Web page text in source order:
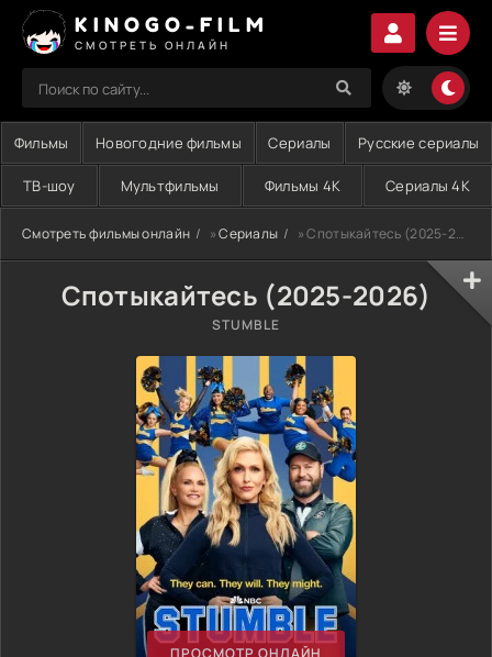
KINOGO-FILM
СМОТРЕТЬ ОНЛАЙН
Фильмы Новогодние фильмы Сериалы Русские сериалы
ТВ-шоу Мультфильмы Фильмы 4K Сериалы 4K
Смотреть фильмы онлайн »Сериалы » Спотыкайтесь (2025-2026)
Спотыкайтесь (2025-2026)
STUMBLE
ПРОСМОТР ОНЛАЙН